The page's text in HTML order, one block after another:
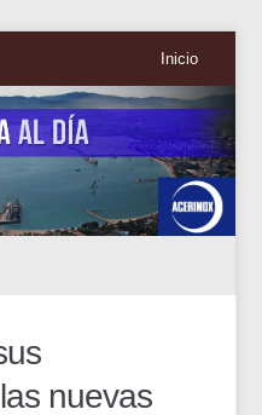
Inicio
nuevas